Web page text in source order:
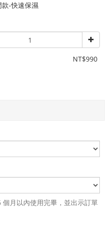
款-快速保濕
NT$990
月以內使用完畢，並出示訂單